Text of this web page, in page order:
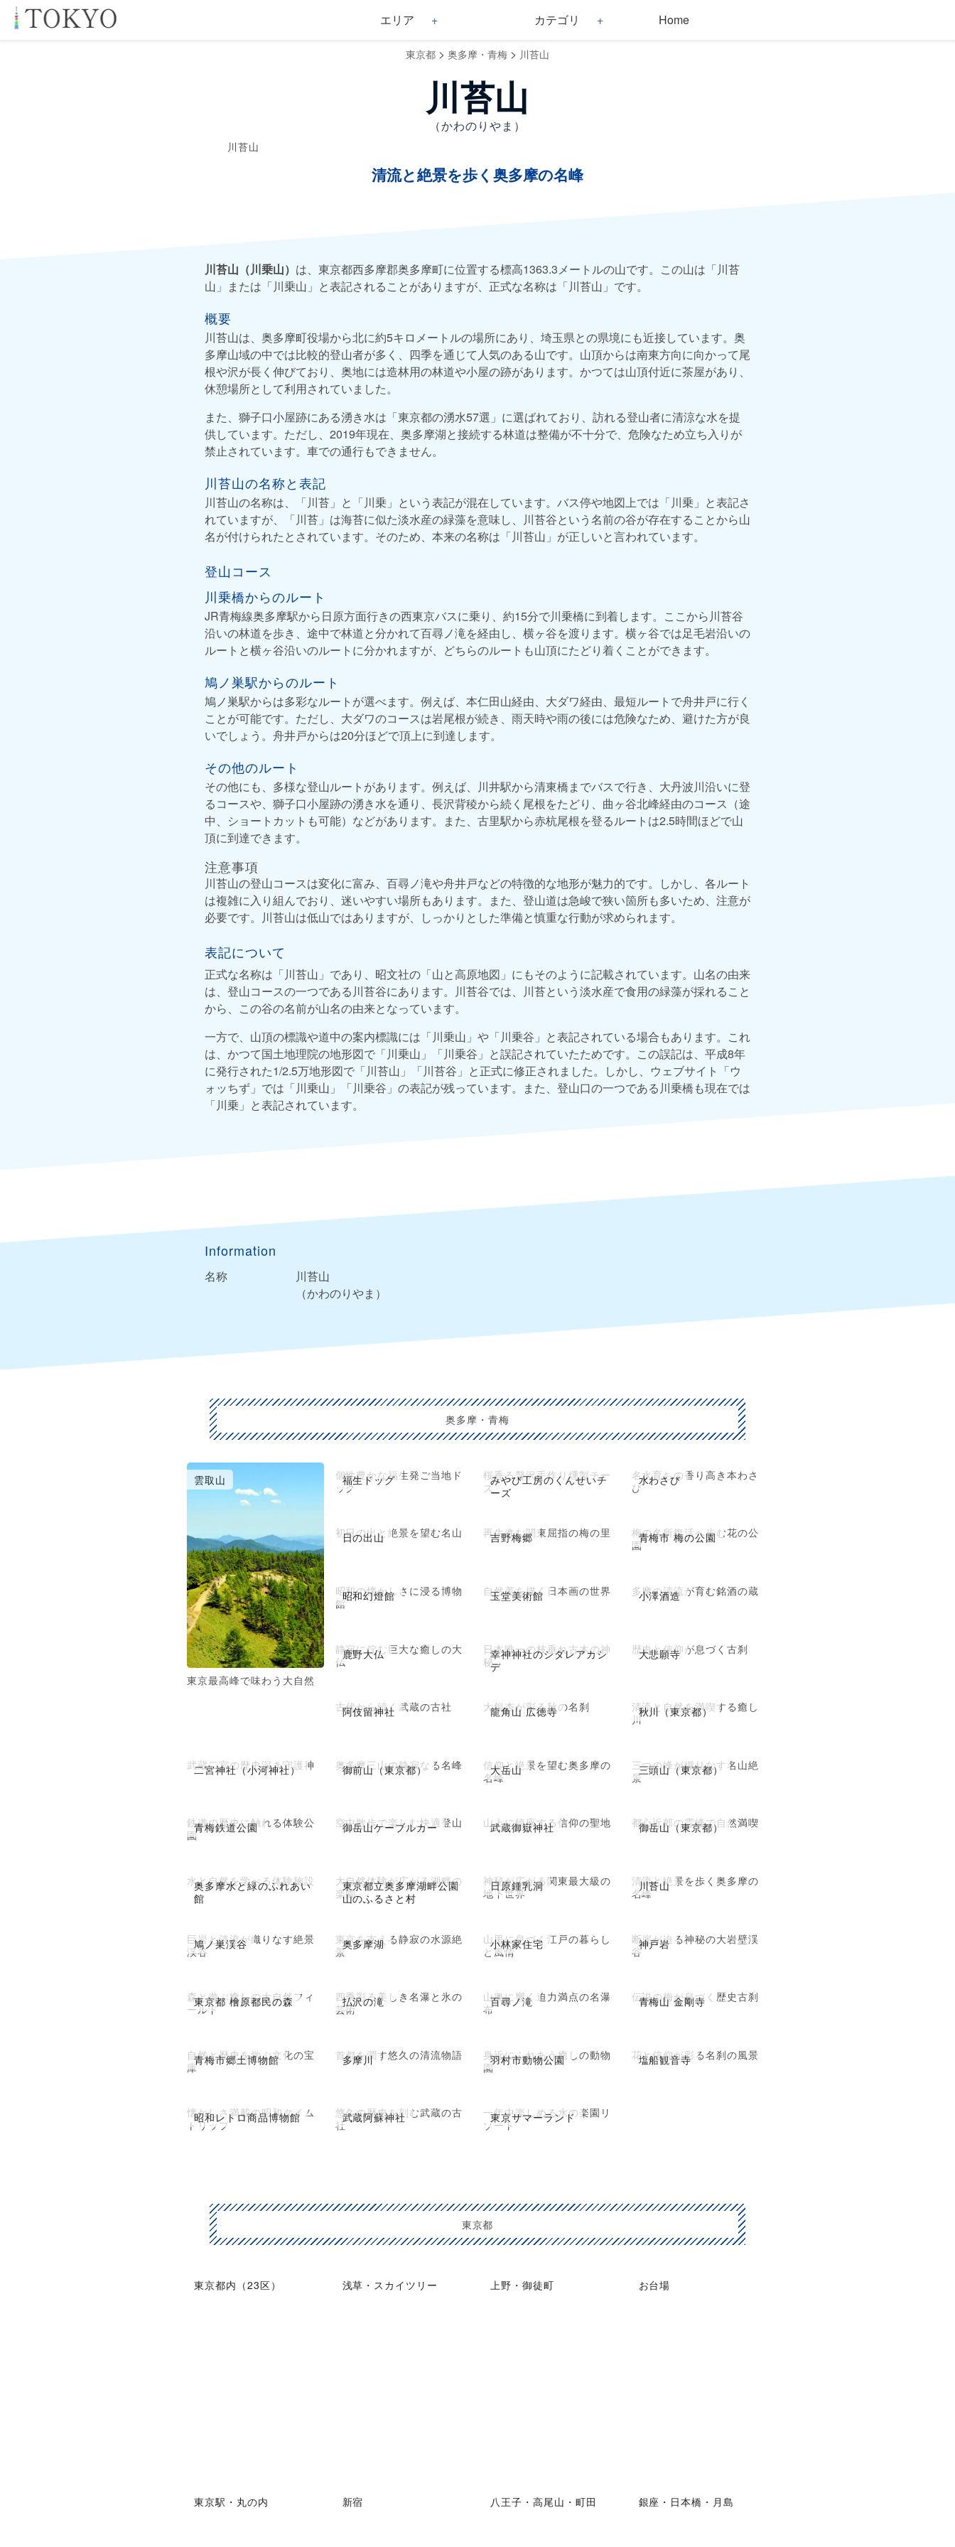
エリア カテゴリ Home
東京都 > 奥多摩・青梅 > 川苔山
川苔山
（かわのりやま）
川苔山
清流と絶景を歩く奥多摩の名峰
川苔山（川乗山） は、東京都西多摩郡奥多摩町に位置する標高1363.3メートルの山です。この山は「川苔
山」または「川乗山」と表記されることがありますが、正式な名称は「川苔山」です。
概要
川苔山は、奥多摩町役場から北に約5キロメートルの場所にあり、埼玉県との県境にも近接しています。奥
多摩山域の中では比較的登山者が多く、四季を通じて人気のある山です。山頂からは南東方向に向かって尾
根や沢が長く伸びており、奥地には造林用の林道や小屋の跡があります。かつては山頂付近に茶屋があり、
休憩場所として利用されていました。
また、獅子口小屋跡にある湧き水は「東京都の湧水57選」に選ばれており、訪れる登山者に清涼な水を提
供しています。ただし、2019年現在、奥多摩湖と接続する林道は整備が不十分で、危険なため立ち入りが
禁止されています。車での通行もできません。
川苔山の名称と表記
川苔山の名称は、「川苔」と「川乗」という表記が混在しています。バス停や地図上では「川乗」と表記さ
れていますが、「川苔」は海苔に似た淡水産の緑藻を意味し、川苔谷という名前の谷が存在することから山
名が付けられたとされています。そのため、本来の名称は「川苔山」が正しいと言われています。
登山コース
川乗橋からのルート
JR青梅線奥多摩駅から日原方面行きの西東京バスに乗り、約15分で川乗橋に到着します。ここから川苔谷
沿いの林道を歩き、途中で林道と分かれて百尋ノ滝を経由し、横ヶ谷を渡ります。横ヶ谷では足毛岩沿いの
ルートと横ヶ谷沿いのルートに分かれますが、どちらのルートも山頂にたどり着くことができます。
鳩ノ巣駅からのルート
鳩ノ巣駅からは多彩なルートが選べます。例えば、本仁田山経由、大ダワ経由、最短ルートで舟井戸に行く
ことが可能です。ただし、大ダワのコースは岩尾根が続き、雨天時や雨の後には危険なため、避けた方が良
いでしょう。舟井戸からは20分ほどで頂上に到達します。
その他のルート
その他にも、多様な登山ルートがあります。例えば、川井駅から清東橋までバスで行き、大丹波川沿いに登
るコースや、獅子口小屋跡の湧き水を通り、長沢背稜から続く尾根をたどり、曲ヶ谷北峰経由のコース（途
中、ショートカットも可能）などがあります。また、古里駅から赤杭尾根を登るルートは2.5時間ほどで山
頂に到達できます。
注意事項
川苔山の登山コースは変化に富み、百尋ノ滝や舟井戸などの特徴的な地形が魅力的です。しかし、各ルート
は複雑に入り組んでおり、迷いやすい場所もあります。また、登山道は急峻で狭い箇所も多いため、注意が
必要です。川苔山は低山ではありますが、しっかりとした準備と慎重な行動が求められます。
表記について
正式な名称は「川苔山」であり、昭文社の「山と高原地図」にもそのように記載されています。山名の由来
は、登山コースの一つである川苔谷にあります。川苔谷では、川苔という淡水産で食用の緑藻が採れること
から、この谷の名前が山名の由来となっています。
一方で、山頂の標識や道中の案内標識には「川乗山」や「川乗谷」と表記されている場合もあります。これ
は、かつて国土地理院の地形図で「川乗山」「川乗谷」と誤記されていたためです。この誤記は、平成8年
に発行された1/2.5万地形図で「川苔山」「川苔谷」と正式に修正されました。しかし、ウェブサイト「ウ
ォッちず」では「川乗山」「川乗谷」の表記が残っています。また、登山口の一つである川乗橋も現在では
「川乗」と表記されています。
Information
名称
川苔山
（かわのりやま）
奥多摩・青梅
雲取山
東京最高峰で味わう大自然
福生ドッグ
個性豊かな福生発ご当地ド
ッグ
みやび工房のくんせいチ
ーズ
桜香る贅沢手作り燻製チー
ズ
水わさび
名水育ちの香り高き本わさ
び
日の出山
初日の出と絶景を望む名山 吉野梅郷
再生進む関東屈指の梅の里 青梅市 梅の公園
梅の名所復活へ歩む花の公
園
昭和幻燈館
昭和の懐かしさに浸る博物
館
玉堂美術館
自然美を描く日本画の世界 小澤酒造
多摩の清流が育む銘酒の蔵
鹿野大仏
静寂に佇む巨大な癒しの大
仏
幸神神社のシダレアカシ
デ
日本唯一の枝垂れ古木の神
秘
大悲願寺
歴史と信仰が息づく古刹
阿伎留神社
古代から続く武蔵の古社 龍角山 広徳寺
大銀杏が彩る秋の名刹 秋川（東京都）
清流と自然を満喫する癒し
川
二宮神社（小河神社）
武蔵二宮の歴史深き守護神 御前山（東京都）
奥多摩三山の静寂なる名峰 大岳山
信仰と絶景を望む奥多摩の
名峰
三頭山（東京都）
三つの峰が織りなす名山絶
景
青梅鉄道公園
鉄道の歴史に触れる体験公
園
御岳山ケーブルカー
空中散歩で楽しむ快適登山 武蔵御嶽神社
山上に鎮座する信仰の聖地 御岳山（東京都）
都心近郊の霊峰で自然満喫
奥多摩水と緑のふれあい
館
水と自然を学べる体験施設
東京都立奥多摩湖畔公園
山のふるさと村
大自然体験が広がる湖畔の
楽園
日原鍾乳洞
神秘が広がる関東最大級の
地下世界
川苔山
清流と絶景を歩く奥多摩の
名峰
鳩ノ巣渓谷
巨岩と清流が織りなす絶景
渓谷
奥多摩湖
東京を支える静寂の水源絶
景
小林家住宅
山里に息づく江戸の暮らし
と風情
神戸岩
断崖が迫る神秘の大岩壁渓
谷
東京都 檜原都民の森
森と遊ぶ癒しの大自然フィ
ールド
払沢の滝
四季彩る美しき名瀑と氷の
芸術
百尋ノ滝
山奥に響く迫力満点の名瀑
布
青梅山 金剛寺
伝説の梅が息づく歴史古刹
青梅市郷土博物館
自然と歴史を学ぶ文化の宝
庫
多摩川
首都を潤す悠久の清流物語 羽村市動物公園
身近にふれあう癒しの動物
園
塩船観音寺
花と信仰が彩る名刹の風景
昭和レトロ商品博物館
懐かしさ満載の昭和タイム
トリップ
武蔵阿蘇神社
悠久の歴史を刻む武蔵の古
社
東京サマーランド
一年中楽しめる水の楽園リ
ゾート
東京都
東京都内（23区） 浅草・スカイツリー 上野・御徒町 お台場
東京駅・丸の内 新宿 八王子・高尾山・町田 銀座・日本橋・月島